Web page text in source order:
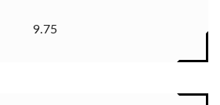
9.75